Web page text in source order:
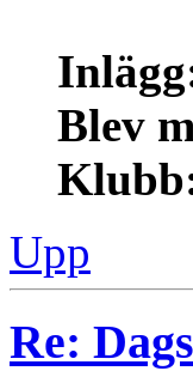
Blev
Upp
Re: